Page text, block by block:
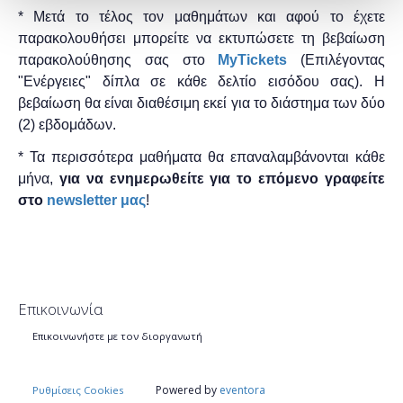
* Μετά το τέλος τον μαθημάτων και αφού το έχετε
παρακολουθήσει μπορείτε να εκτυπώσετε τη βεβαίωση
παρακολούθησης ​σας στο
MyTickets (Επιλέγοντας
"Ενέργειες" δίπλα σε κάθε δελτίο εισόδου σας). Η
βεβαίωση θα είναι διαθέσιμη εκεί για το διάστημα των δύο
(2) εβδομάδων.
* Τα περισσότερα μαθήματα θα επαναλαμβάνονται κάθε
μήνα, για να ενημερωθείτε για το επόμενο γραφείτε
στο newsletter μας!
Επικοινωνία
Επικοινωνήστε με τον διοργανωτή
Powered by eventora
Ρυθμίσεις Cookies